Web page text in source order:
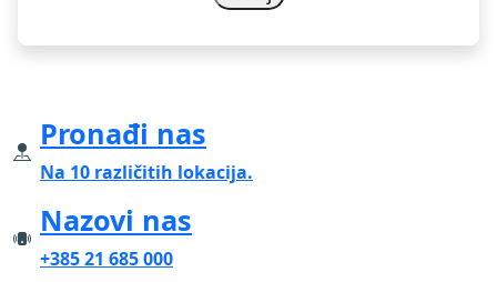
Pronađi nas
Na 10 različitih lokacija.
Nazovi nas
+385 21 685 000